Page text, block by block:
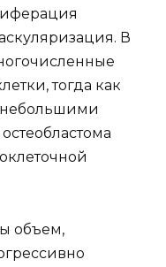
В
тогда как
небольшими
объем,